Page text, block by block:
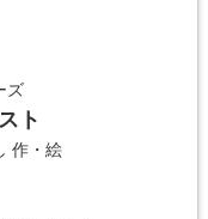
ズ
ト
作・絵